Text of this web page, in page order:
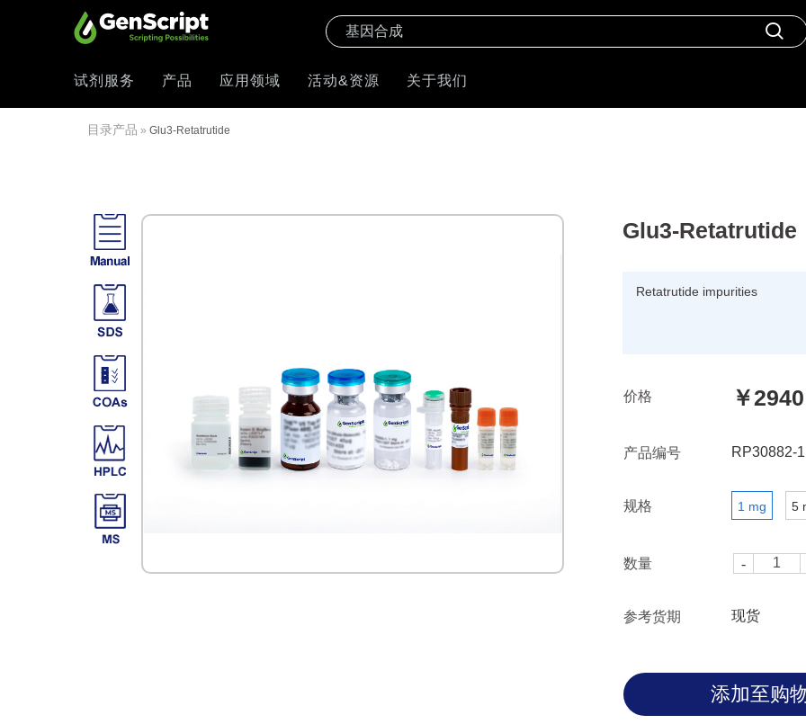
试剂服务 产品 应用领域 活动&资源 关于我们
目录产品 » Glu3-Retatrutide
Glu3-Retatrutide
Retatrutide impurities
价格 ￥2940
产品编号 RP30882-1
规格 1 mg 5
数量
参考货期 现货